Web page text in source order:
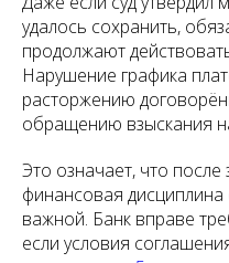
удалось сохранить,
продолжают
Нарушение графика
расторжению
обращению взыскания
Это означает, что
финансовая дисциплина
важной. Банк вправе
если условия